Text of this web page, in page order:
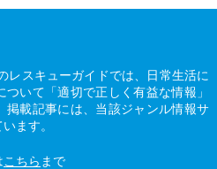
レスキューガイドでは、日常生活に
いて「適切で正しく有益な情報」
掲載記事には、当該ジャンル情報サ
ます。
こちら まで